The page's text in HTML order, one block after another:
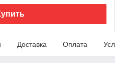
Доставка Оплата